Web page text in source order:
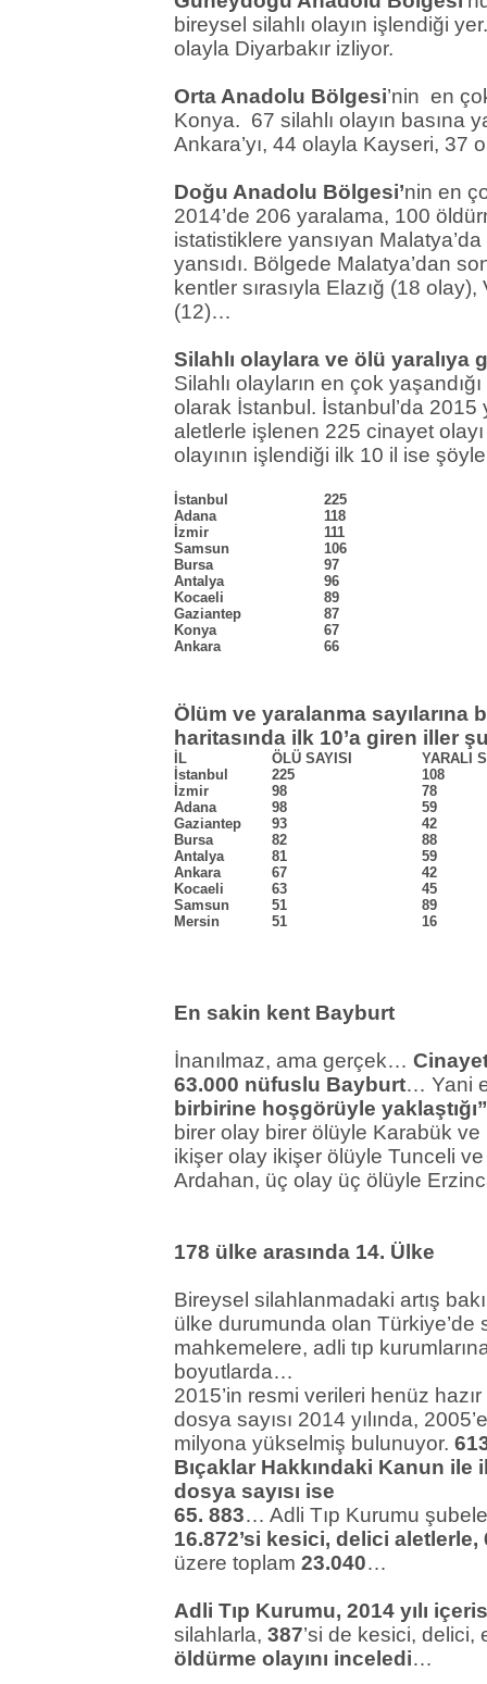
bireysel silahlı olayın işlendiği
olayla Diyarbakır izliyor.
Orta Anadolu Bölgesi’nin en
Konya. 67 silahlı olayın basına
Ankara’yı, 44 olayla Kayseri,
Doğu Anadolu Bölgesi’nin en
2014’de 206 yaralama, 100
istatistiklere yansıyan
yansıdı. Bölgede Malatya’dan
kentler sırasıyla Elazığ (18
(12)…
Silahlı olaylara ve ölü yaralıya
Silahlı olayların en çok
olarak İstanbul. İstanbul’da 2015
aletlerle işlenen 225 cinayet
olayının işlendiği ilk 10 il ise
İstanbul
225
Adana
118
İzmir
111
Samsun
106
Bursa
97
Antalya
96
Kocaeli
89
Gaziantep
87
Konya
67
Ankara
66
Ölüm ve yaralanma sayılarına
haritasında ilk 10’a giren iller
İL ÖLÜ SAYISI
YARALI
İstanbul
225
108
İzmir
98
78
Adana
98
59
Gaziantep
93
42
Bursa
82
88
Antalya
81
59
Ankara
67
42
Kocaeli
63
45
Samsun
51
89
Mersin
51 16
En sakin kent Bayburt
İnanılmaz, ama gerçek…
63.000 nüfuslu Bayburt… Yani
birbirine hoşgörüyle yaklaştığı”
birer olay birer ölüyle Karabük ve
ikişer olay ikişer ölüyle Tunceli
Ardahan, üç olay üç ölüyle
178 ülke arasında 14. Ülke
Bireysel silahlanmadaki artış
ülke durumunda olan Türkiye’de
mahkemelere, adli tıp
boyutlarda…
2015’in resmi verileri henüz
dosya sayısı 2014 yılında,
milyona yükselmiş bulunuyor.
Bıçaklar Hakkındaki Kanun
dosya sayısı ise
65. 883… Adli Tıp Kurumu
16.872’si kesici, delici
üzere toplam 23.040…
Adli Tıp Kurumu, 2014 yılı
silahlarla, 387’si de kesici,
öldürme olayını inceledi…